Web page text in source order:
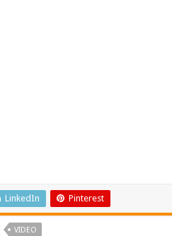
LinkedIn Pinterest
VIDEO